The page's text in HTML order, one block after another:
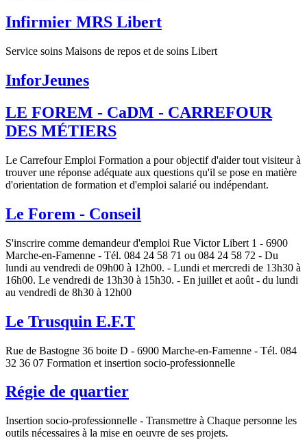
Infirmier MRS Libert
Service soins Maisons de repos et de soins Libert
InforJeunes
LE FOREM - CaDM - CARREFOUR
DES MÉTIERS
Le Carrefour Emploi Formation a pour objectif d'aider tout visiteur à
trouver une réponse adéquate aux questions qu'il se pose en matière
d'orientation de formation et d'emploi salarié ou indépendant.
Le Forem - Conseil
S'inscrire comme demandeur d'emploi Rue Victor Libert 1 - 6900
Marche-en-Famenne - Tél. 084 24 58 71 ou 084 24 58 72 - Du
lundi au vendredi de 09h00 à 12h00. - Lundi et mercredi de 13h30 à
16h00. Le vendredi de 13h30 à 15h30. - En juillet et août - du lundi
au vendredi de 8h30 à 12h00
Le Trusquin E.F.T
Rue de Bastogne 36 boite D - 6900 Marche-en-Famenne - Tél. 084
32 36 07 Formation et insertion socio-professionnelle
Régie de quartier
Insertion socio-professionnelle - Transmettre à Chaque personne les
outils nécessaires à la mise en oeuvre de ses projets.